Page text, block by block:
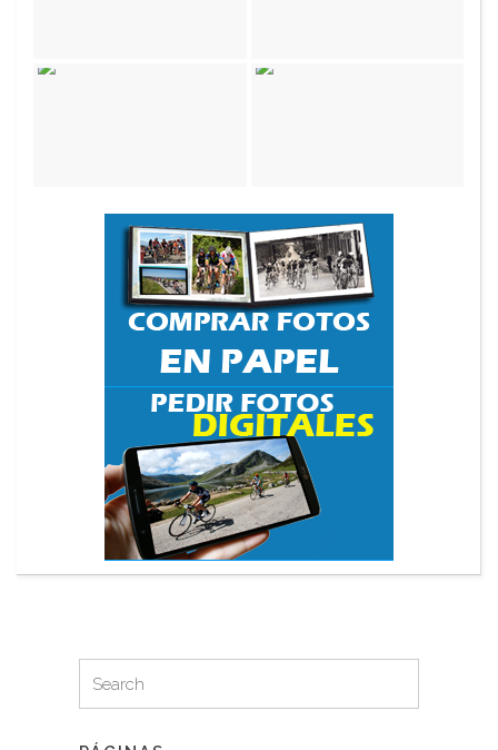
for:
Search